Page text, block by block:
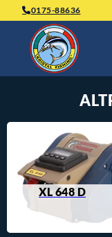
0175-88636
XL 648 D